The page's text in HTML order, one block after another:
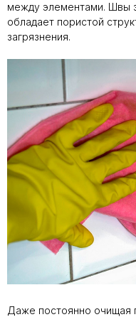
между элементами. Швы
обладает пористой
загрязнения.
Даже постоянно очищая